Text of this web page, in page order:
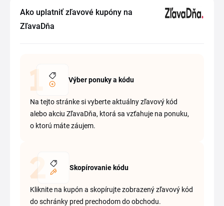
Ako uplatniť zľavové kupóny na
ZľavaDňa
Výber ponuky a kódu
Na tejto stránke si vyberte aktuálny zľavový kód
alebo akciu ZľavaDňa, ktorá sa vzťahuje na ponuku,
o ktorú máte záujem.
Skopírovanie kódu
Kliknite na kupón a skopírujte zobrazený zľavový kód
do schránky pred prechodom do obchodu.